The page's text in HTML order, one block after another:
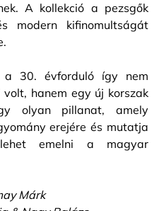
A kollekció a pezsgők
modern kifinomultságát
30. évforduló így nem
hanem egy új korszak
olyan pillanat, amely
erejére és mutatja
emelni a magyar
Márk